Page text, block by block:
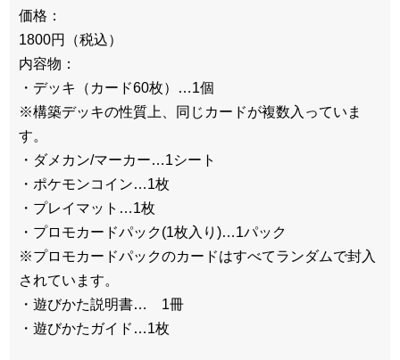
価格：
1800円（税込）
内容物：
・デッキ（カード60枚）…1個
※構築デッキの性質上、同じカードが複数入っていま
す。
・ダメカン/マーカー…1シート
・ポケモンコイン…1枚
・プレイマット…1枚
・プロモカードパック(1枚入り)…1パック
※プロモカードパックのカードはすべてランダムで封入
されています。
・遊びかた説明書… 1冊
・遊びかたガイド…1枚